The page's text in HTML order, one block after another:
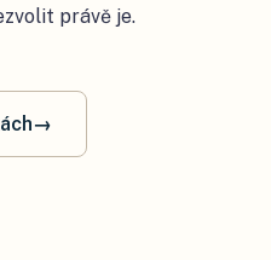
právě je.
→